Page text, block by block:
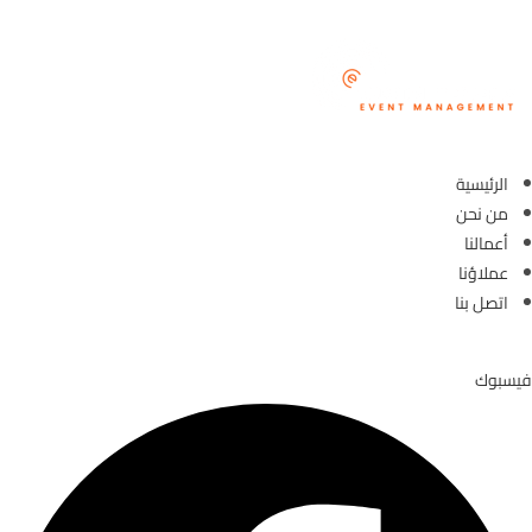
الرئيسية
من نحن
أعمالنا
عملاؤنا
اتصل بنا
فيسبوك